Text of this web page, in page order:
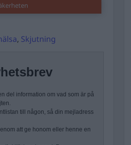
, Skjutning
del information om vad som är på
till någon, så din mejladress
att ge honom eller henne en